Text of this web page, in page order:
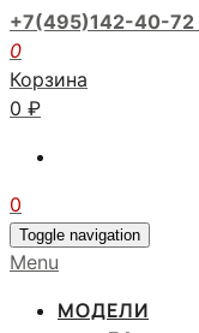
+7(495)142-40-72
0
Корзина
0 ₽
0
Toggle navigation
Menu
МОДЕЛИ